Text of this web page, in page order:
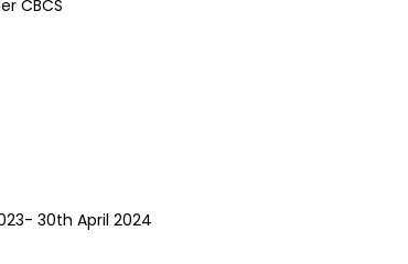
April 2024